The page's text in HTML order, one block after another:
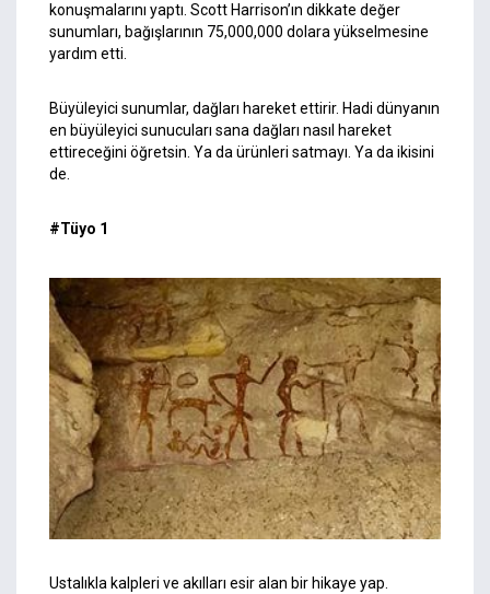
konuşmalarını yaptı. Scott Harrison’ın dikkate değer
sunumları, bağışlarının 75,000,000 dolara yükselmesine
yardım etti.
Büyüleyici sunumlar, dağları hareket ettirir. Hadi dünyanın
en büyüleyici sunucuları sana dağları nasıl hareket
ettireceğini öğretsin. Ya da ürünleri satmayı. Ya da ikisini
de.
#Tüyo 1
Ustalıkla kalpleri ve akılları esir alan bir hikaye yap.